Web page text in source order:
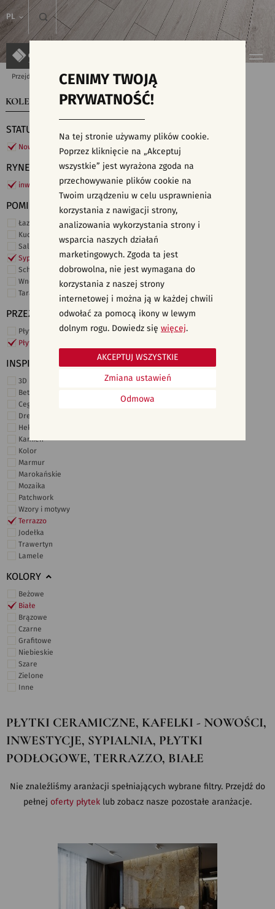
PL
Przejdź do strony głównej Kolekcje
KOLEKCJE WYSZUKIWARKA PŁYTEK
STATUS
Nowości
RYNEK
inwestycje
POMIESZCZENIE
Łazienka
Kuchnia
Salon i hol
Sypialnia
Schody
Wnętrza komercyjne
Taras i ogród
PRZEZNACZENIE
Płytki ścienne
Płytki podłogowe
INSPIRACJE
3D i struktury
Beton
Cegiełki
Drewno
Heksagonalne
Kamień
Kolor
Marmur
Marokańskie
Mozaika
Patchwork
Wzory i motywy
Terrazzo
Jodełka
Trawertyn
Lamele
KOLORY
Beżowe
Białe
Brązowe
Czarne
Grafitowe
Niebieskie
Szare
Zielone
Inne
PŁYTKI CERAMICZNE, KAFELKI - NOWOŚCI,
INWESTYCJE, SYPIALNIA, PŁYTKI
PODŁOGOWE, TERRAZZO, BIAŁE
Nie znaleźliśmy aranżacji spełniających wybrane filtry. Przejdź do
pełnej oferty płytek lub zobacz nasze pozostałe aranżacje.
CENIMY TWOJĄ
PRYWATNOŚĆ!
Na tej stronie używamy plików cookie.
Poprzez kliknięcie na „Akceptuj
wszystkie” jest wyrażona zgoda na
przechowywanie plików cookie na
Twoim urządzeniu w celu usprawnienia
korzystania z nawigacji strony,
analizowania wykorzystania strony i
wsparcia naszych działań
marketingowych. Zgoda ta jest
dobrowolna, nie jest wymagana do
korzystania z naszej strony
internetowej i można ją w każdej chwili
odwołać za pomocą ikony w lewym
dolnym rogu. Dowiedz się więcej.
Odmowa
Zmiana ustawień
AKCEPTUJ WSZYSTKIE